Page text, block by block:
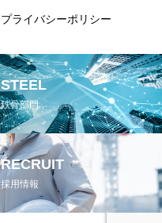
プライバシーポリシー
STEEL
鉄骨部門
RECRUIT
採用情報